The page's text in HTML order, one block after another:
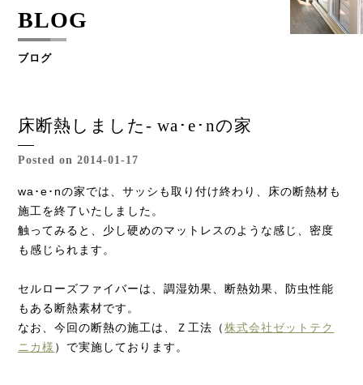
BLOG
ブログ
床断熱しました- wa･e･nの家
Posted on 2014-01-17
wa･e･nの家では、サッシも取り付け終わり、床の断熱材も
施工を終了いたしました。
触ってみると、少し硬めのマットレスのような感じ、密度
も感じられます。
セルローズファイバーは、調湿効果、断熱効果、防虫性能
もある断熱素材です。
なお、今回の断熱の施工は、Ｚ工法（株式会社ゼットテク
ニカ様 ）で実施しております。